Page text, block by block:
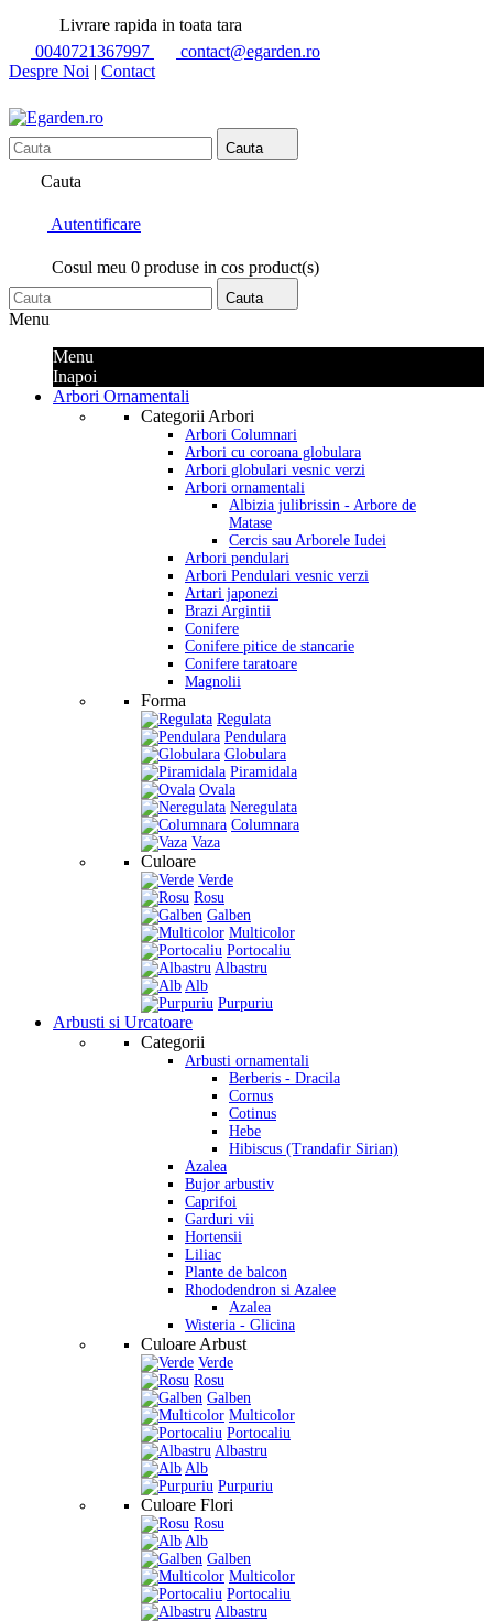
Livrare rapida in toata tara
0040721367997
contact@egarden.ro
Despre Noi | Contact
Cauta
Cauta
Autentificare
Cosul meu 0 produse in cos product(s)
Cauta
Menu
Menu
Inapoi
Arbori Ornamentali
Categorii Arbori
Arbori Columnari
Arbori cu coroana globulara
Arbori globulari vesnic verzi
Arbori ornamentali
Albizia julibrissin - Arbore de
Matase
Cercis sau Arborele Iudei
Arbori pendulari
Arbori Pendulari vesnic verzi
Artari japonezi
Brazi Argintii
Conifere
Conifere pitice de stancarie
Conifere taratoare
Magnolii
Forma
Regulata
Pendulara
Globulara
Piramidala
Ovala
Neregulata
Columnara
Vaza
Culoare
Verde
Rosu
Galben
Multicolor
Portocaliu
Albastru
Alb
Purpuriu
Arbusti si Urcatoare
Categorii
Arbusti ornamentali
Berberis - Dracila
Cornus
Cotinus
Hebe
Hibiscus (Trandafir Sirian)
Azalea
Bujor arbustiv
Caprifoi
Garduri vii
Hortensii
Liliac
Plante de balcon
Rhododendron si Azalee
Azalea
Wisteria - Glicina
Culoare Arbust
Verde
Rosu
Galben
Multicolor
Portocaliu
Albastru
Alb
Purpuriu
Culoare Flori
Rosu
Alb
Galben
Multicolor
Portocaliu
Albastru